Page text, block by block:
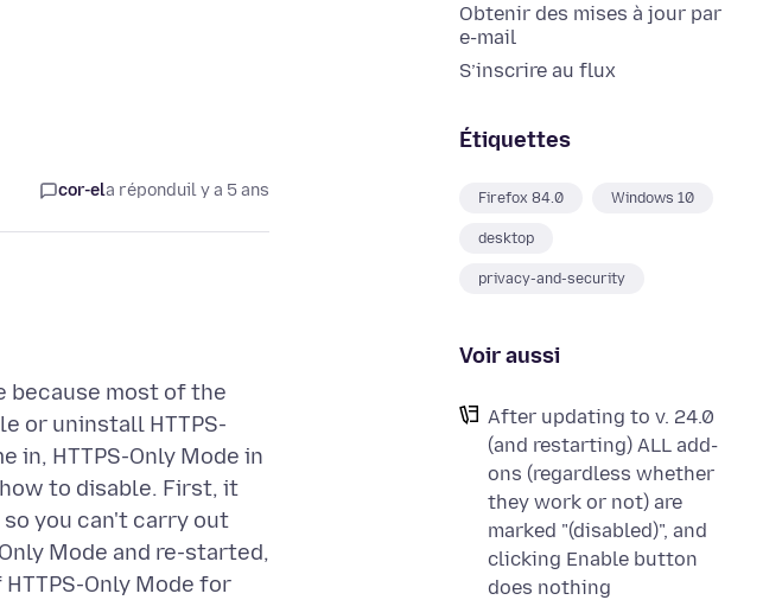
Obtenir des mises à jour par
e-mail
S’inscrire au flux
Étiquettes
Firefox 84.0 Windows 10
desktop
privacy-and-security
Voir aussi
After updating to v. 24.0
(and restarting) ALL add-
ons (regardless whether
they work or not) are
marked "(disabled)", and
clicking Enable button
does nothing
cor-ela réponduil y a 5 ans
because most of the
or uninstall HTTPS-
HTTPS-Only Mode in
to disable. First, it
you can't carry out
Mode and re-started,
Only Mode for